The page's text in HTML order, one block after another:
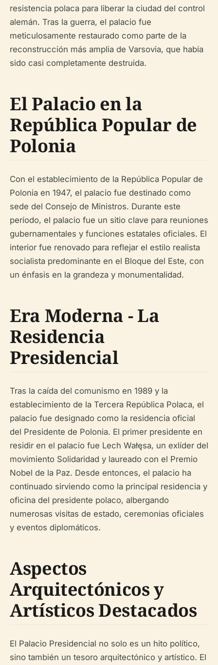
resistencia polaca para liberar la ciudad del control
alemán. Tras la guerra, el palacio fue
meticulosamente restaurado como parte de la
reconstrucción más amplia de Varsovia, que había
sido casi completamente destruida.
El Palacio en la
República Popular de
Polonia
Con el establecimiento de la República Popular de
Polonia en 1947, el palacio fue destinado como
sede del Consejo de Ministros. Durante este
período, el palacio fue un sitio clave para reuniones
gubernamentales y funciones estatales oficiales. El
interior fue renovado para reflejar el estilo realista
socialista predominante en el Bloque del Este, con
un énfasis en la grandeza y monumentalidad.
Era Moderna - La
Residencia
Presidencial
Tras la caída del comunismo en 1989 y la
establecimiento de la Tercera República Polaca, el
palacio fue designado como la residencia oficial
del Presidente de Polonia. El primer presidente en
residir en el palacio fue Lech Wałęsa, un exlíder del
movimiento Solidaridad y laureado con el Premio
Nobel de la Paz. Desde entonces, el palacio ha
continuado sirviendo como la principal residencia y
oficina del presidente polaco, albergando
numerosas visitas de estado, ceremonias oficiales
y eventos diplomáticos.
Aspectos
Arquitectónicos y
Artísticos Destacados
El Palacio Presidencial no solo es un hito político,
sino también un tesoro arquitectónico y artístico. El